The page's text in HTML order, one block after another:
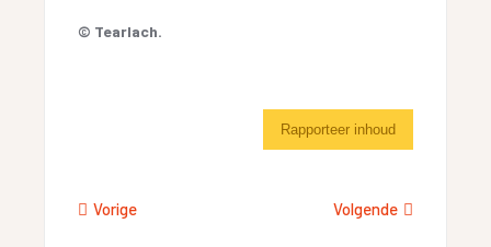
© Tearlach.
Rapporteer inhoud
Vorige Volgende